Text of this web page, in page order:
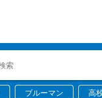
ブルーマン 高